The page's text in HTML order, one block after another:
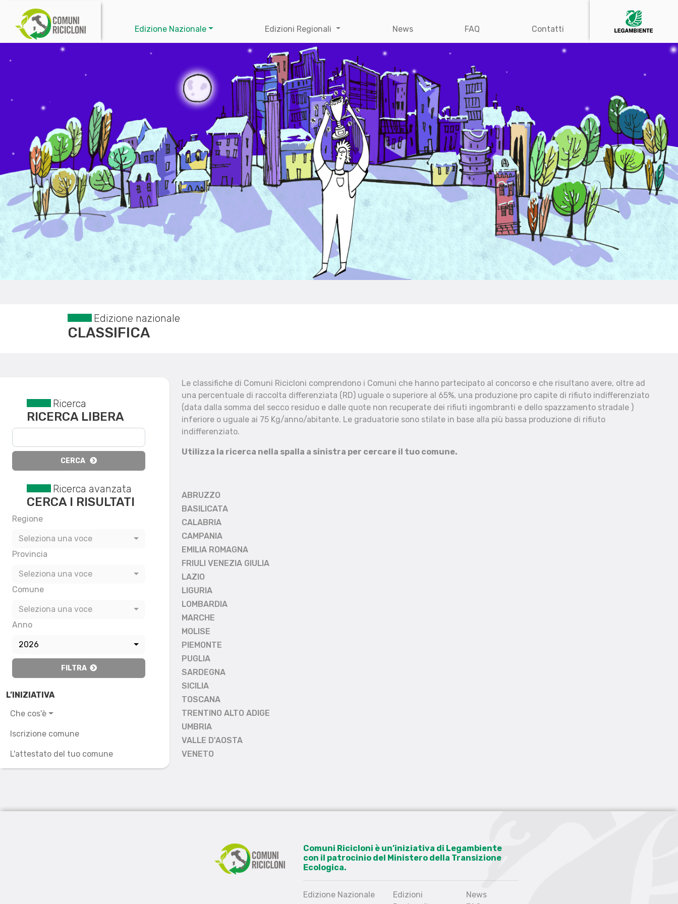
Edizione Nazionale Edizioni Regionali News FAQ Contatti
Edizione nazionale
CLASSIFICA
Reset filtri
Ricerca
RICERCA LIBERA
CERCA
Ricerca avanzata
CERCA I RISULTATI
Regione
Seleziona una voce
Provincia
Seleziona una voce
Comune
Seleziona una voce
Anno
2026
FILTRA
L’INIZIATIVA
Che cos'è
Iscrizione comune
L'attestato del tuo comune
Le classifiche di Comuni Ricicloni comprendono i Comuni che hanno partecipato al concorso e che risultano avere, oltre ad
una percentuale di raccolta differenziata (RD) uguale o superiore al 65%, una produzione pro capite di rifiuto indifferenziato
(data dalla somma del secco residuo e dalle quote non recuperate dei rifiuti ingombranti e dello spazzamento stradale )
inferiore o uguale ai 75 Kg/anno/abitante. Le graduatorie sono stilate in base alla più bassa produzione di rifiuto
indifferenziato.
Utilizza la ricerca nella spalla a sinistra per cercare il tuo comune.
ABRUZZO
BASILICATA
CALABRIA
CAMPANIA
EMILIA ROMAGNA
FRIULI VENEZIA GIULIA
LAZIO
LIGURIA
LOMBARDIA
MARCHE
MOLISE
PIEMONTE
PUGLIA
SARDEGNA
SICILIA
TOSCANA
TRENTINO ALTO ADIGE
UMBRIA
VALLE D'AOSTA
VENETO
Comuni Ricicloni è un’iniziativa di Legambiente
con il patrocinio del Ministero della Transizione
Ecologica.
Edizione Nazionale
Edizioni
News